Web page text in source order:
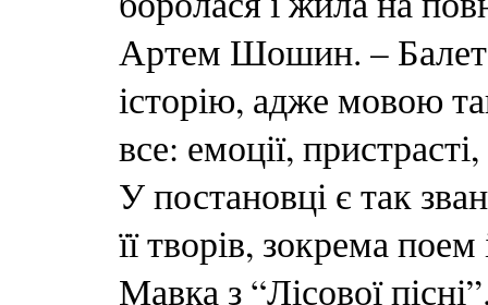
Артем Шошин. – Балет
історію, адже мовою
все: емоції,
У постановці є так
її творів, зокрема
Мавка з “Лісової